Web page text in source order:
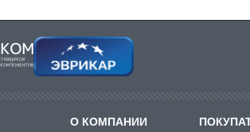
О КОМПАНИИ